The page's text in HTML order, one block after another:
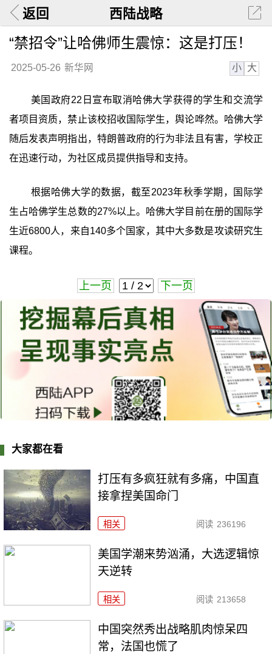
返回 西陆战略
“禁招令”让哈佛师生震惊：这是打压！
2025-05-26 新华网 小 大
美国政府22日宣布取消哈佛大学获得的学生和交流学
者项目资质，禁止该校招收国际学生，舆论哗然。哈佛大学
随后发表声明指出，特朗普政府的行为非法且有害，学校正
在迅速行动，为社区成员提供指导和支持。
根据哈佛大学的数据，截至2023年秋季学期，国际学
生占哈佛学生总数的27%以上。哈佛大学目前在册的国际学
生近6800人，来自140多个国家，其中大多数是攻读研究生
课程。
上一页 下一页
大家都在看
打压有多疯狂就有多痛，中国直
接拿捏美国命门
相关 阅读 236196
美国学潮来势汹涌，大选逻辑惊
天逆转
相关 阅读 213658
中国突然秀出战略肌肉惊呆四
常，法国也慌了